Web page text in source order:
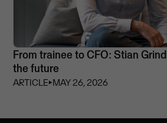
From trainee to CFO: Stian
the future
ARTICLE⏵MAY 26, 2026